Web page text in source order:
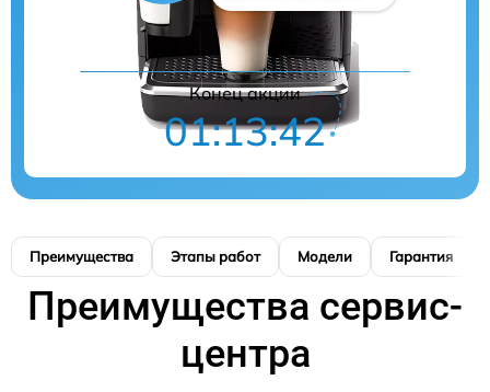
Конец акции
01:13:41
Преимущества Этапы работ Модели Гарантия
Преимущества сервис-
центра